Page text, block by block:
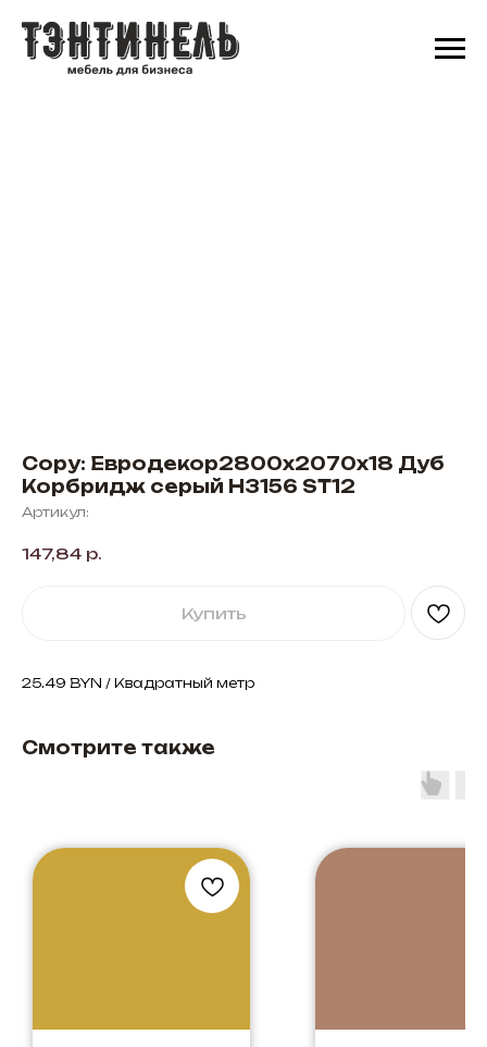
Copy: Евродекор2800х2070х18 Дуб
Корбридж серый H3156 ST12
Артикул:
147,84 р.
Купить
25.49 BYN / Квадратный метр
Смотрите также